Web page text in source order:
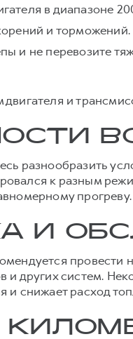
в диапазоне
и торможений.
и не перевозите
и
разнообразить
к разным
прогреву.
И
провести
и других систем.
и снижает расход